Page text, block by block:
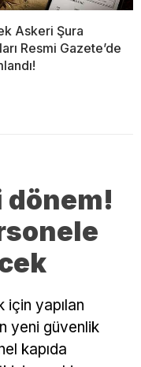
Askeri Şura
Resmi Gazete’de
dönem!
için yapılan
yeni güvenlik
kapıda